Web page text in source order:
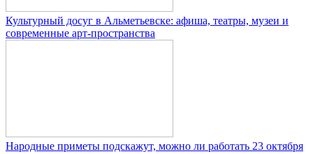
Культурный досуг в Альметьевске: афиша, театры, музеи и
современные арт-пространства
Народные приметы подскажут, можно ли работать 23 октября